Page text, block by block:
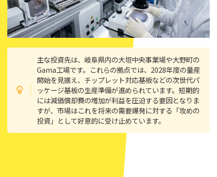
主な投資先は、岐阜県内の大垣中央事業場や大野町の
Gama工場です。これらの拠点では、2028年度の量産
開始を見据え、チップレット対応基板などの次世代パ
ッケージ基板の生産準備が進められています。短期的
には減価償却費の増加が利益を圧迫する要因となりま
すが、市場はこれを将来の需要爆発に対する「攻めの
投資」として好意的に受け止めています。